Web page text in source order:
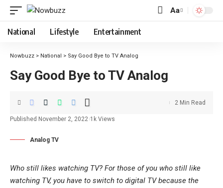
Aa
National Lifestyle Entertainment
Nowbuzz > National > Say Good Bye to TV Analog
Say Good Bye to TV Analog
Published November 2, 2022 1k Views
2 Min Read
Analog TV
Who still likes watching TV? For those of you who still like
watching TV, you have to switch to digital TV because the